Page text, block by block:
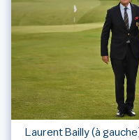
Laurent Bailly (à